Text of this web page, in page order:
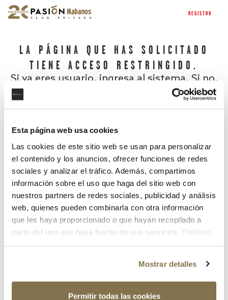
Esta página web usa cookies
Las cookies de este sitio web se usan para personalizar
el contenido y los anuncios, ofrecer funciones de redes
sociales y analizar el tráfico. Además, compartimos
información sobre el uso que haga del sitio web con
nuestros partners de redes sociales, publicidad y análisis
web, quienes pueden combinarla con otra información
que les haya proporcionado o que hayan recopilado a
partir del uso que haya hecho de sus servicios. Política
Mostrar detalles
Permitir todas las cookies
REGISTRO
LA PÁGINA QUE HAS SOLICITADO
TIENE ACCESO RESTRINGIDO.
Si ya eres usuario, ingresa al sistema. Si no,
¿Has olvidado tu contraseña?